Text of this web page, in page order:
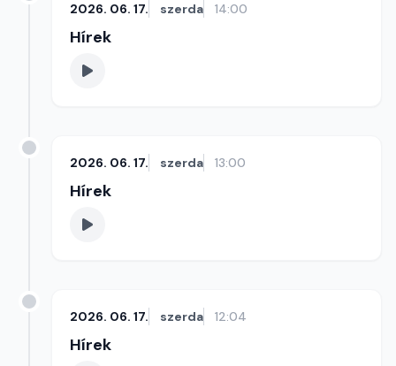
2026. 06. 17. szerda 14:00
Hírek
2026. 06. 17. szerda 13:00
Hírek
2026. 06. 17. szerda 12:04
Hírek